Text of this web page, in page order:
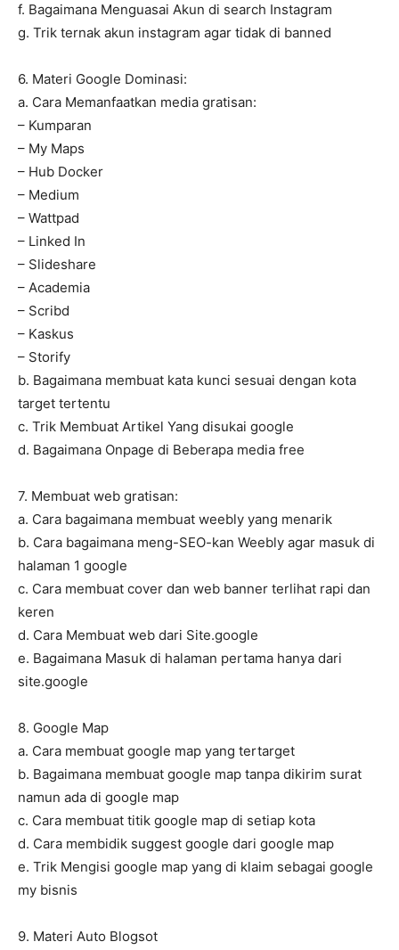
f. Bagaimana Menguasai Akun di search Instagram
g. Trik ternak akun instagram agar tidak di banned
6. Materi Google Dominasi:
a. Cara Memanfaatkan media gratisan:
– Kumparan
– My Maps
– Hub Docker
– Medium
– Wattpad
– Linked In
– Slideshare
– Academia
– Scribd
– Kaskus
– Storify
b. Bagaimana membuat kata kunci sesuai dengan kota
target tertentu
c. Trik Membuat Artikel Yang disukai google
d. Bagaimana Onpage di Beberapa media free
7. Membuat web gratisan:
a. Cara bagaimana membuat weebly yang menarik
b. Cara bagaimana meng-SEO-kan Weebly agar masuk di
halaman 1 google
c. Cara membuat cover dan web banner terlihat rapi dan
keren
d. Cara Membuat web dari Site.google
e. Bagaimana Masuk di halaman pertama hanya dari
site.google
8. Google Map
a. Cara membuat google map yang tertarget
b. Bagaimana membuat google map tanpa dikirim surat
namun ada di google map
c. Cara membuat titik google map di setiap kota
d. Cara membidik suggest google dari google map
e. Trik Mengisi google map yang di klaim sebagai google
my bisnis
9. Materi Auto Blogsot